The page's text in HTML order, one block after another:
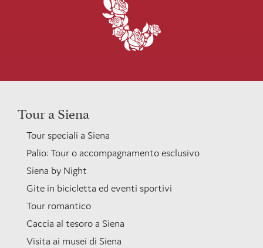
Tour a Siena
Tour speciali a Siena
Palio: Tour o accompagnamento esclusivo
Siena by Night
Gite in bicicletta ed eventi sportivi
Tour romantico
Caccia al tesoro a Siena
Visita ai musei di Siena